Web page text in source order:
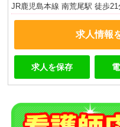
JR鹿児島本線 南荒尾駅 徒歩21
求人情報
求人を保存